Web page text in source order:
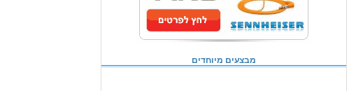
מבצעים מיוחדים